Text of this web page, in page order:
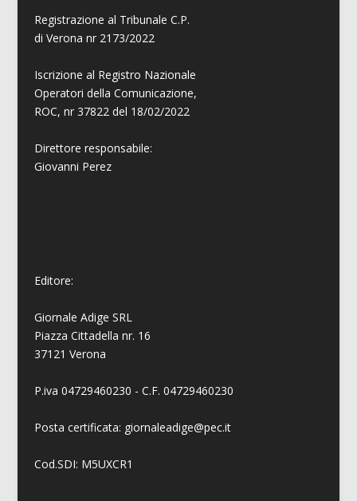
Registrazione al Tribunale C.P.
di Verona nr 2173/2022
Iscrizione al Registro Nazionale
Operatori della Comunicazione,
ROC, nr 37822 del 18/02/2022
Direttore responsabile:
Giovanni Perez
Editore:
Giornale Adige SRL
Piazza Cittadella nr. 16
37121 Verona
P.iva 04729460230 - C.F. 04729460230
Posta certificata: giornaleadige@pec.it
Cod.SDI: M5UXCR1